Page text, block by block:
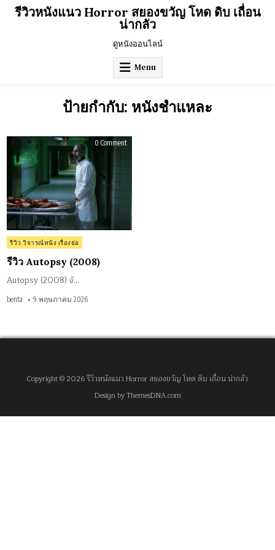
Skipรีวิวหนังแนว Horror สยองขวัญ โหด ดิบ เถื่อน
น่ากลัว
ดูหนังออนไลน์
Menu
ป้ายกำกับ: หนังชำแหละ
0 Commenton
Posted
in
รีวิว วิจารณ์หนัง เรื่องย่อ
รีวิว Autopsy (2008)
Autopsy (2008) จั…
benta 9 พฤษภาคม 2026
Copyright © 2026 รีวิวหนังแนว Horror สยองขวัญ โหด ดิบ เถื่อน น่ากลัว
Design by ThemesDNA.com